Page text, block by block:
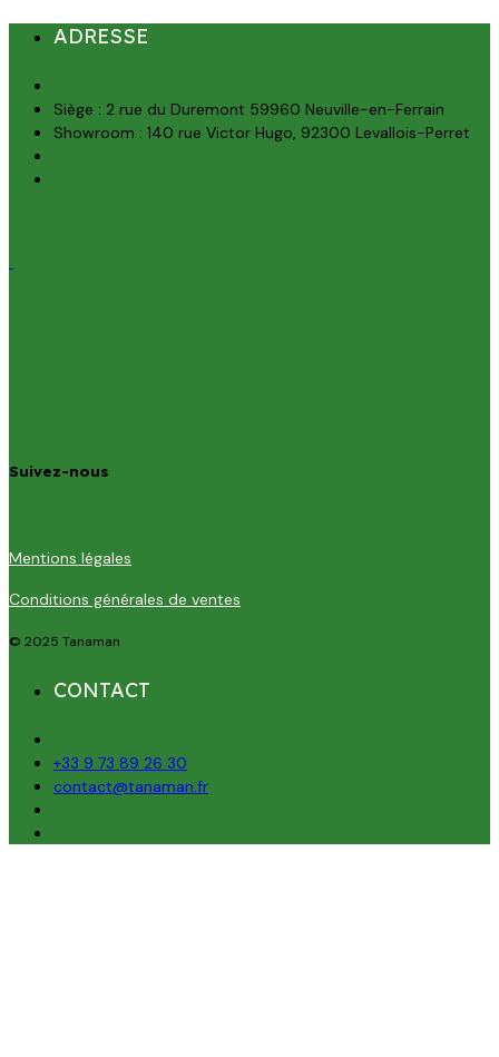
ADRESSE
Siège : 2 rue du Duremont 59960 Neuville-en-Ferrain
Showroom : 140 rue Victor Hugo, 92300 Levallois-Perret
Suivez-nous
Mentions légales
Conditions générales de ventes
© 2025 Tanaman
CONTACT
+33 9 73 89 26 30
contact@tanaman.fr